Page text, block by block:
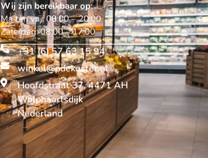
Wij zijn bereikbaar op:
Ma t/m vrij: 08:00 – 20:00
Zaterdag: 08:00 – 17:00
+31 (6) 57 63 15 94
winkel@pdekoster.nl
Hoofdstraat 37, 4471 AH
Wolphaartsdijk
Nederland